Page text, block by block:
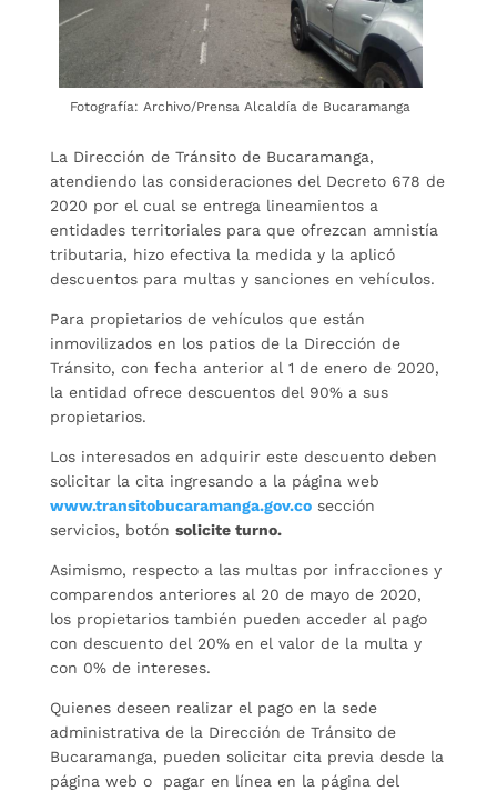
Fotografía: Archivo/Prensa Alcaldía de Bucaramanga
La Dirección de Tránsito de Bucaramanga,
atendiendo las consideraciones del Decreto 678 de
2020 por el cual se entrega lineamientos a
entidades territoriales para que ofrezcan amnistía
tributaria, hizo efectiva la medida y la aplicó
descuentos para multas y sanciones en vehículos.
Para propietarios de vehículos que están
inmovilizados en los patios de la Dirección de
Tránsito, con fecha anterior al 1 de enero de 2020,
la entidad ofrece descuentos del 90% a sus
propietarios.
Los interesados en adquirir este descuento deben
solicitar la cita ingresando a la página web
www.transitobucaramanga.gov.cosección
servicios, botón solicite turno.
Asimismo, respecto a las multas por infracciones y
comparendos anteriores al 20 de mayo de 2020,
los propietarios también pueden acceder al pago
con descuento del 20% en el valor de la multa y
con 0% de intereses.
Quienes deseen realizar el pago en la sede
administrativa de la Dirección de Tránsito de
Bucaramanga, pueden solicitar cita previa desde la
página web o pagar en línea en la página del